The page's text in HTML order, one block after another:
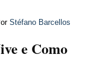
Stéfano Barcellos
e Como